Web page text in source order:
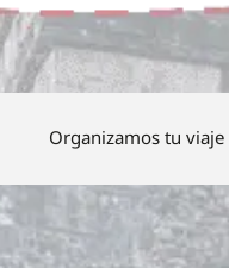
Organizamos tu viaje